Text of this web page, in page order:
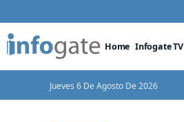
Home Infogate TV
Jueves 6 De Agosto De 2026